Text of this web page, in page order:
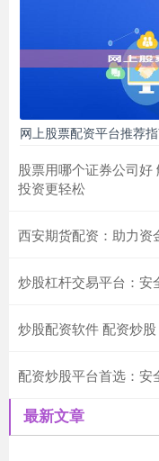
网上股票配资平台推荐
股票用哪个证券公司
投资更轻松
西安期货配资：助力资
炒股杠杆交易平台：安
炒股配资软件 配资炒
配资炒股平台首选：安
最新文章